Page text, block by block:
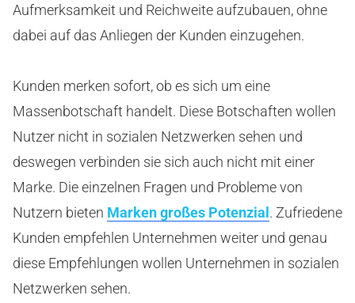
Aufmerksamkeit und Reichweite aufzubauen, ohne
dabei auf das Anliegen der Kunden einzugehen.
Kunden merken sofort, ob es sich um eine
Massenbotschaft handelt. Diese Botschaften wollen
Nutzer nicht in sozialen Netzwerken sehen und
deswegen verbinden sie sich auch nicht mit einer
Marke. Die einzelnen Fragen und Probleme von
Nutzern bieten Marken großes Potenzial. Zufriedene
Kunden empfehlen Unternehmen weiter und genau
diese Empfehlungen wollen Unternehmen in sozialen
Netzwerken sehen.